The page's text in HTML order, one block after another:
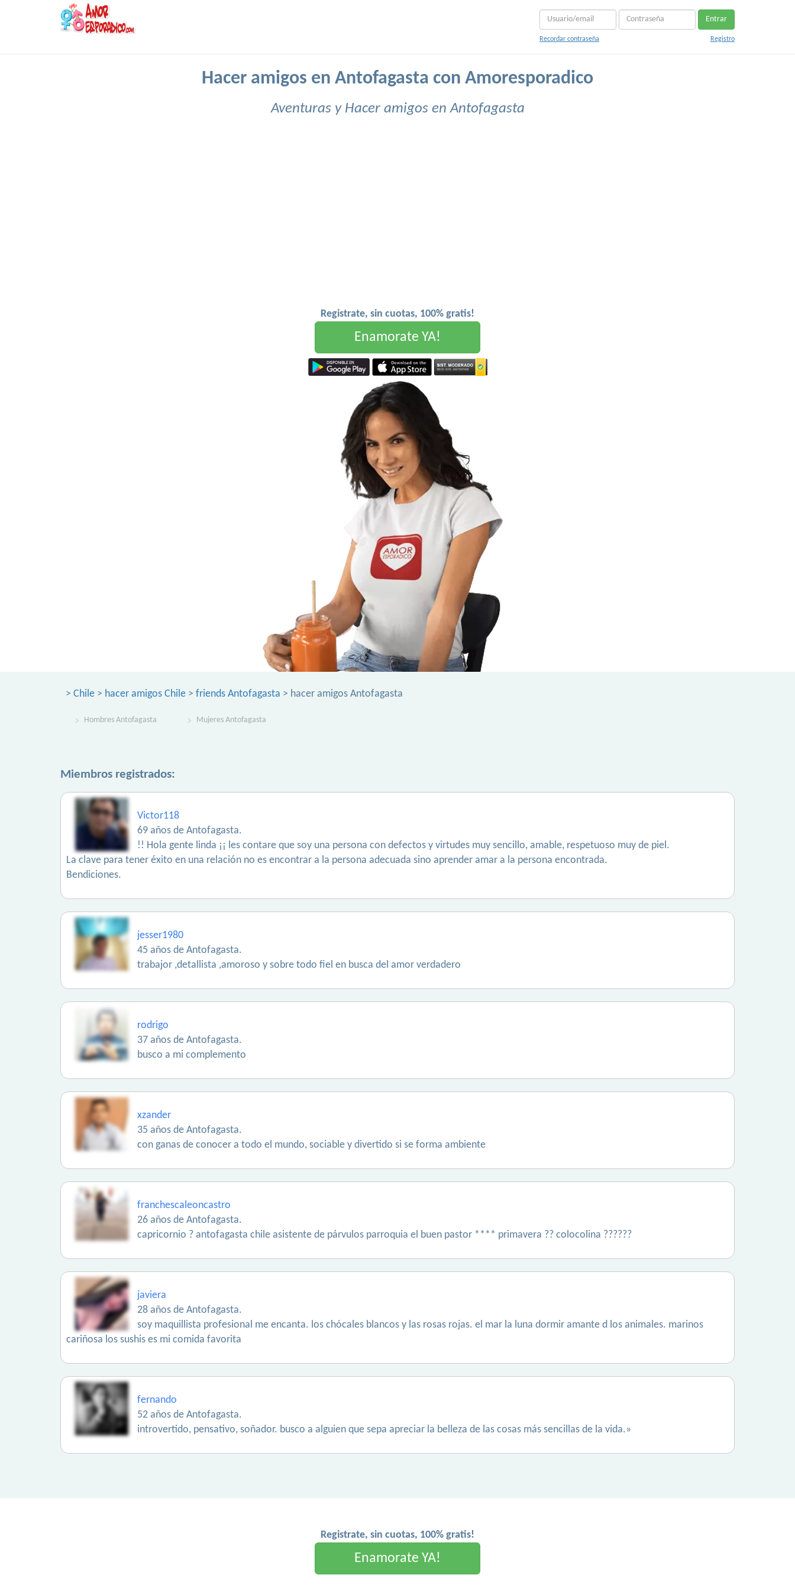
Entrar
Recordar contraseña Registro
Hacer amigos en Antofagasta con Amoresporadico
Aventuras y Hacer amigos en Antofagasta
Registrate, sin cuotas, 100% gratis!
Enamorate YA!
> Chile > hacer amigos Chile > friends Antofagasta > hacer amigos Antofagasta
Hombres Antofagasta Mujeres Antofagasta
Miembros registrados:
Victor118
69 años de Antofagasta.
!! Hola gente linda ¡¡ les contare que soy una persona con defectos y virtudes muy sencillo, amable, respetuoso muy de piel.
La clave para tener éxito en una relación no es encontrar a la persona adecuada sino aprender amar a la persona encontrada.
Bendiciones.
jesser1980
45 años de Antofagasta.
trabajor ,detallista ,amoroso y sobre todo fiel en busca del amor verdadero
rodrigo
37 años de Antofagasta.
busco a mi complemento
xzander
35 años de Antofagasta.
con ganas de conocer a todo el mundo, sociable y divertido si se forma ambiente
franchescaleoncastro
26 años de Antofagasta.
capricornio ? antofagasta chile asistente de párvulos parroquia el buen pastor **** primavera ?? colocolina ??????
javiera
28 años de Antofagasta.
soy maquillista profesional me encanta. los chócales blancos y las rosas rojas. el mar la luna dormir amante d los animales. marinos
cariñosa los sushis es mi comida favorita
fernando
52 años de Antofagasta.
introvertido, pensativo, soñador. busco a alguien que sepa apreciar la belleza de las cosas más sencillas de la vida.»
Registrate, sin cuotas, 100% gratis!
Enamorate YA!